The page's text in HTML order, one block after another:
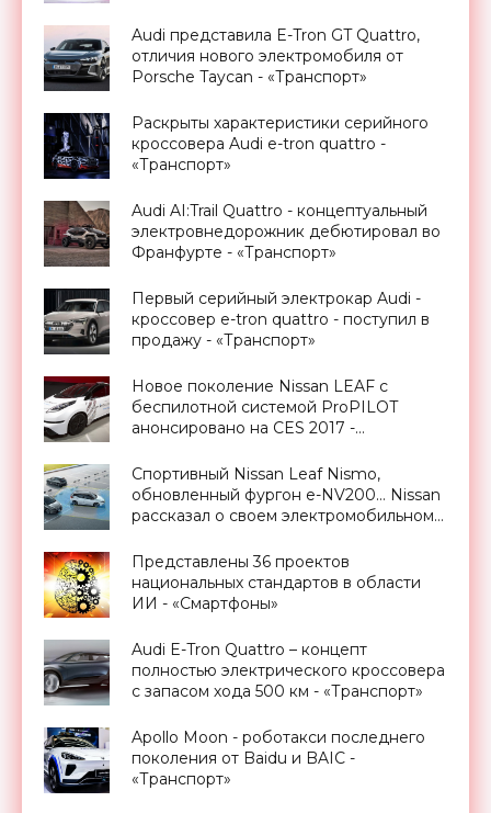
Audi представила E-Tron GT Quattro,
отличия нового электромобиля от
Porsche Taycan - «Транспорт»
Раскрыты характеристики серийного
кроссовера Audi e-tron quattro -
«Транспорт»
Audi AI:Trail Quattro - концептуальный
электровнедорожник дебютировал во
Франфурте - «Транспорт»
Первый серийный электрокар Audi -
кроссовер e-tron quattro - поступил в
продажу - «Транспорт»
Новое поколение Nissan LEAF с
беспилотной системой ProPILOT
анонсировано на CES 2017 -
Спортивный Nissan Leaf Nismo,
обновленный фургон e-NV200… Nissan
рассказал о своем электромобильном
Представлены 36 проектов
национальных стандартов в области
ИИ - «Смартфоны»
Audi E-Tron Quattro – концепт
полностью электрического кроссовера
с запасом хода 500 км - «Транспорт»
Apollo Moon - роботакси последнего
поколения от Baidu и BAIC -
«Транспорт»